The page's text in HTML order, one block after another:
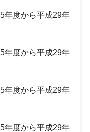
年度から平成29年
年度から平成29年
年度から平成29年
年度から平成29年